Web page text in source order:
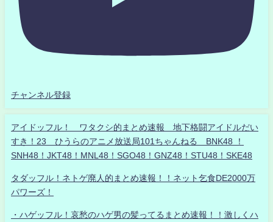
チャンネル登録
アイドッフル！ ワタクシ的まとめ速報 地下格闘アイドルだい
すき！23 ひうらのアニメ放送局101ちゃんねる BNK48 ！
SNH48！JKT48！MNL48！SGO48！GNZ48！STU48！SKE48
タダッフル！ネトゲ廃人的まとめ速報！！ネット乞食DE2000万
パワーズ！
・ハゲッフル！哀愁のハゲ男の髪ってるまとめ速報！！激しくハ